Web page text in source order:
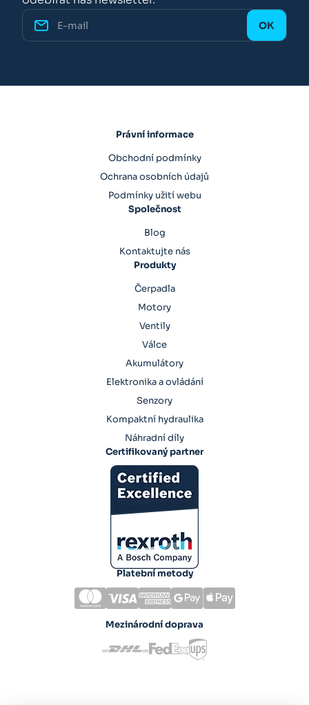
Právní informace
Obchodní podmínky
Ochrana osobních údajů
Podmínky užití webu
Společnost
Blog
Kontaktujte nás
Produkty
Čerpadla
Motory
Ventily
Válce
Akumulátory
Elektronika a ovládání
Senzory
Kompaktní hydraulika
Náhradní díly
Certifikovaný partner
Platební metody
Mezinárodní doprava